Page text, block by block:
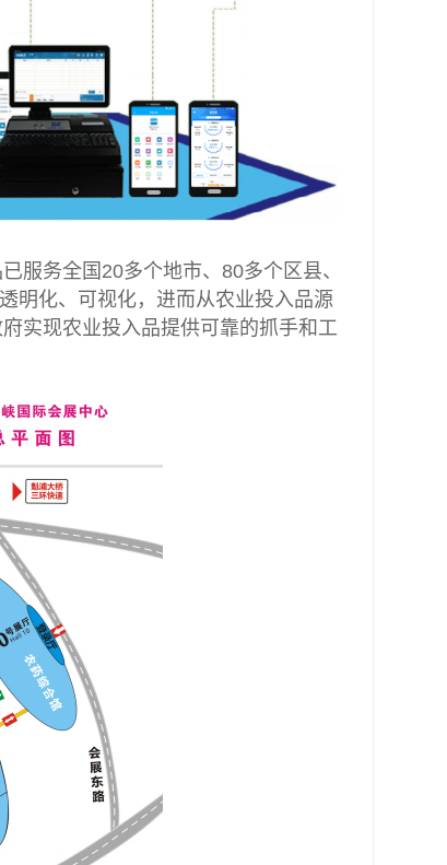
服务全国20多个地市、80多个区县、
明化、可视化，进而从农业投入品源
实现农业投入品提供可靠的抓手和工